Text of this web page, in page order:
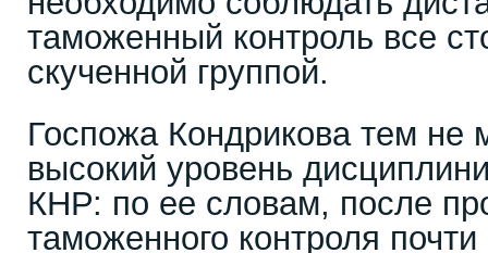
таможенный контроль все
скученной группой.
Госпожа Кондрикова тем не
высокий уровень
КНР: по ее словам, после
таможенного контроля